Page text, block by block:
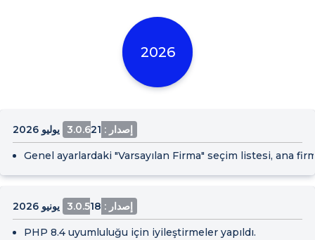
2026
إصدار : 3.0.6 21 يوليو 2026
Genel ayarlardaki "Varsayılan Firma" seçim listesi, ana
إصدار : 3.0.5 18 يونيو 2026
PHP 8.4 uyumluluğu için iyileştirmeler yapıldı.